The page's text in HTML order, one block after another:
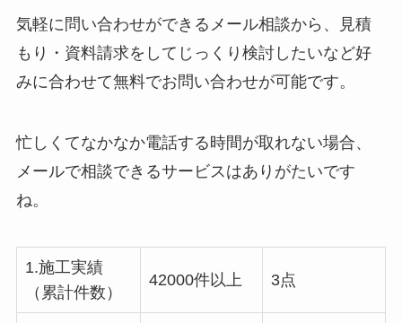
気軽に問い合わせができるメール相談から、見積
もり・資料請求をしてじっくり検討したいなど好
みに合わせて無料でお問い合わせが可能です。
忙しくてなかなか電話する時間が取れない場合、
メールで相談できるサービスはありがたいです
ね。
1.施工実績
（累計件数）
42000件以上 3点